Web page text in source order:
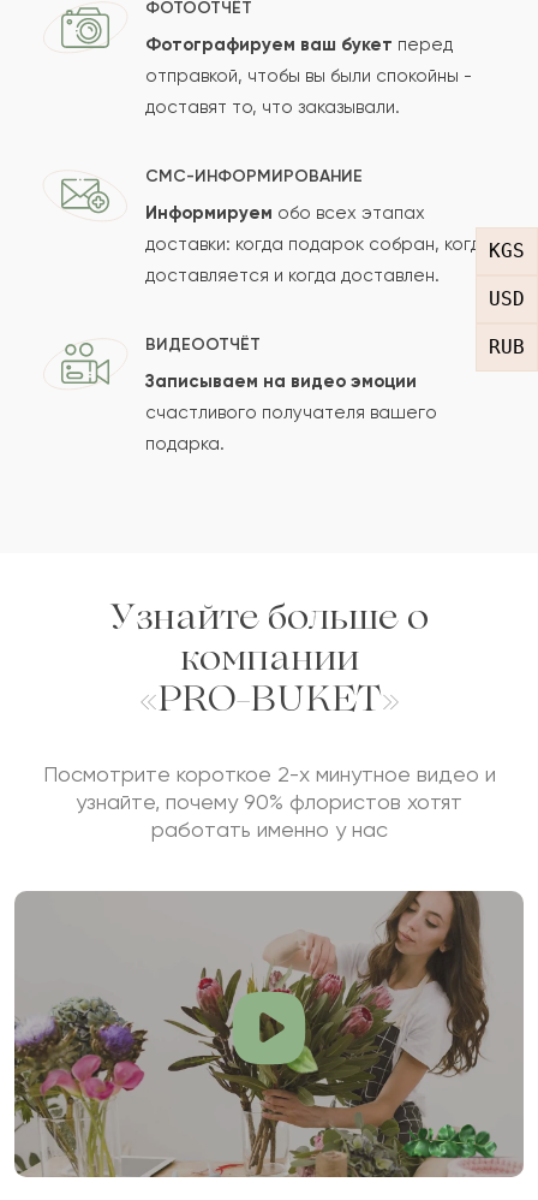
KGS
USD
RUB
Ваш e-mail
Рейтинг:
Проверяем на спам.
ОСТАВИТЬ ОТЗЫВ
ФОТООТЧЁТ
Фотографируем ваш букет перед
отправкой, чтобы вы были спокойны -
доставят то, что заказывали.
СМС-ИНФОРМИРОВАНИЕ
Информируем обо всех этапах
доставки: когда подарок собран, когда
доставляется и когда доставлен.
ВИДЕООТЧЁТ
Записываем на видео эмоции
счастливого получателя вашего
подарка.
Узнайте больше о
компании
«PRO-BUKET»
Посмотрите короткое 2-х минутное видео и
узнайте, почему 90% флористов хотят
работать именно у нас